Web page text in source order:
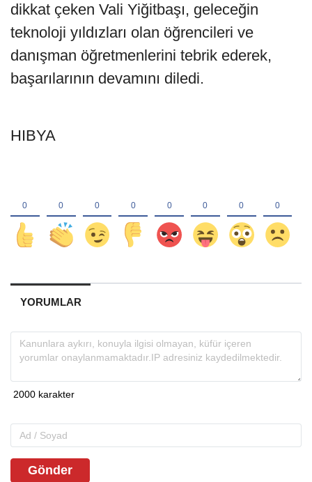
dikkat çeken Vali Yiğitbaşı, geleceğin
teknoloji yıldızları olan öğrencileri ve
danışman öğretmenlerini tebrik ederek,
başarılarının devamını diledi.
HIBYA
YORUMLAR
Gönder